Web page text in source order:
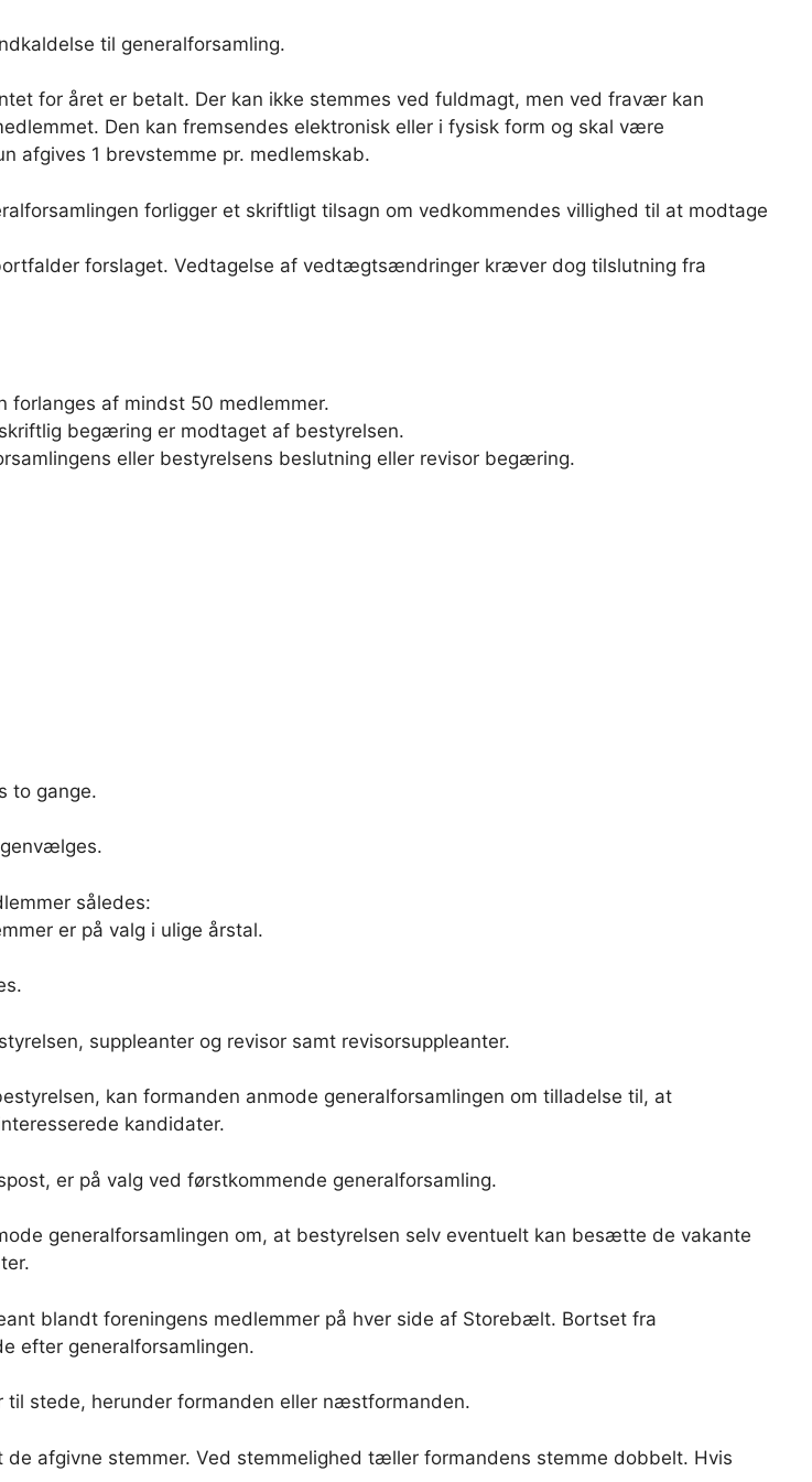
til generalforsamling.
for året er betalt. Der kan ikke stemmes ved fuldmagt, men ved fravær kan
Den kan fremsendes elektronisk eller i fysisk form og skal være
afgives 1 brevstemme pr. medlemskab.
forligger et skriftligt tilsagn om vedkommendes villighed til at modtage
forslaget. Vedtagelse af vedtægtsændringer kræver dog tilslutning fra
af mindst 50 medlemmer.
begæring er modtaget af bestyrelsen.
eller bestyrelsens beslutning eller revisor begæring.
to gange.
således:
er på valg i ulige årstal.
suppleanter og revisor samt revisorsuppleanter.
kan formanden anmode generalforsamlingen om tilladelse til, at
kandidater.
er på valg ved førstkommende generalforsamling.
generalforsamlingen om, at bestyrelsen selv eventuelt kan besætte de vakante
blandt foreningens medlemmer på hver side af Storebælt. Bortset fra
efter generalforsamlingen.
stede, herunder formanden eller næstformanden.
afgivne stemmer. Ved stemmelighed tæller formandens stemme dobbelt. Hvis